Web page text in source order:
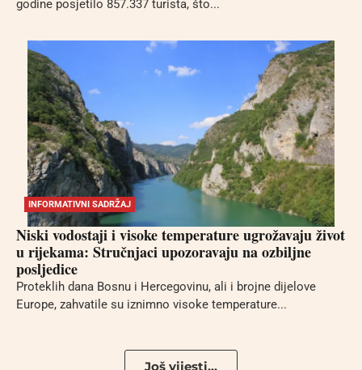
godine posjetilo 857.337 turista, što...
INFORMATIVNI SADRŽAJ
Niski vodostaji i visoke temperature ugrožavaju život
u rijekama: Stručnjaci upozoravaju na ozbiljne
posljedice
Proteklih dana Bosnu i Hercegovinu, ali i brojne dijelove
Europe, zahvatile su iznimno visoke temperature...
Još vijesti...